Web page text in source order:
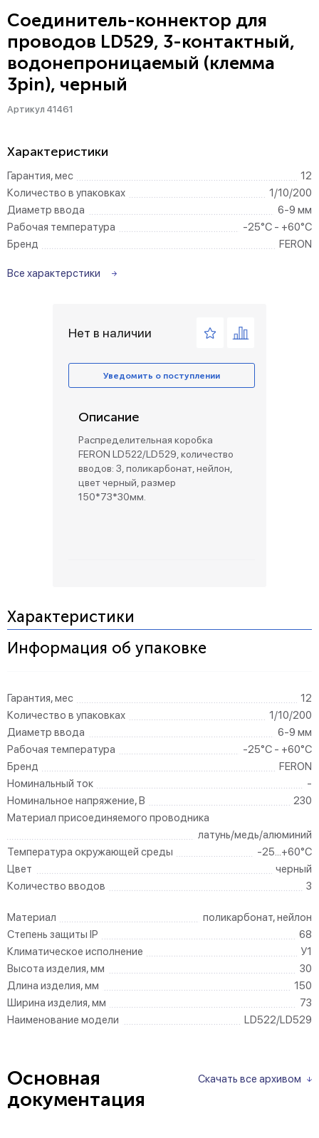
Соединитель-коннектор для
проводов LD529, 3-контактный,
водонепроницаемый (клемма
3pin), черный
Артикул 41461
Характеристики
Гарантия, мес
12
Количество в упаковках
1/10/200
Диаметр ввода
6-9 мм
Рабочая температура
-25°C - +60°C
Бренд
FERON
Все характерстики
Нет в наличии
Уведомить о поступлении
Описание
Распределительная коробка
FERON LD522/LD529, количество
вводов: 3, поликарбонат, нейлон,
цвет черный, размер
150*73*30мм.
Характеристики
Информация об упаковке
Гарантия, мес
12
Количество в упаковках
1/10/200
Диаметр ввода
6-9 мм
Рабочая температура
-25°C - +60°C
Бренд
FERON
Номинальный ток
-
Номинальное напряжение, В
230
Материал присоединяемого проводника
латунь/медь/алюминий
Температура окружающей среды
-25...+60°C
Цвет
черный
Количество вводов
3
Материал
поликарбонат, нейлон
Степень защиты IP
68
Климатическое исполнение
У1
Высота изделия, мм
30
Длина изделия, мм
150
Ширина изделия, мм
73
Наименование модели
LD522/LD529
Скачать все архивом
Основная
документация